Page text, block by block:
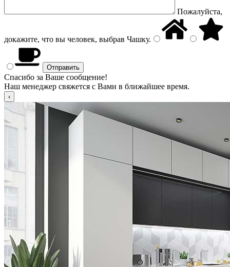
Пожалуйста,
докажите, что вы человек, выбрав Чашку.
Спасибо за Ваше сообщение!
Наш менеджер свяжется с Вами в ближайшее время.